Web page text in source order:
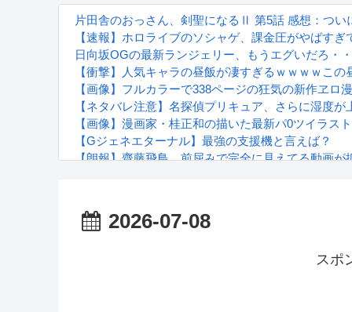
片田舎のおっさん、剣聖になるⅡ 第5話 感想：つ
【速報】ホロライブのソシャゲ、課金圧がやばす
日向坂OGの最新ランジェリー、もうエグいだろ・
【衝撃】人気キャラの昼飯が凄すぎるｗｗｗｗこ
【画像】フルカラーで338ページの狂気の新作ヱ
【ネタバレ注意】名探偵プリキュア、さらに湿度
【画像】漫画家・桂正和の描いた最新パ0ツイラ
【Gジェネエターナル】最強の支援機と言えば？
【朗報】齋藤飛鳥、前屈みで完全に見えてる動画
るろうに剣心 -明治剣客浪漫譚- 京都動乱 第33話の感
2026-07-08
スポ